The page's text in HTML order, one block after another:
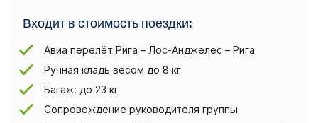
Входит в стоимость поездки:
Авиа перелёт Рига – Лос-Анджелес – Рига
Ручная кладь весом до 8 кг
Багаж: до 23 кг
Сопровождение руководителя группы